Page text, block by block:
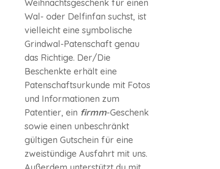
Weihnachtsgeschenk für einen
Wal- oder Delfinfan suchst, ist
vielleicht eine symbolische
Grindwal-Patenschaft genau
das Richtige. Der/Die
Beschenkte erhält eine
Patenschaftsurkunde mit Fotos
und Informationen zum
Patentier, ein firmm-Geschenk
sowie einen unbeschränkt
gültigen Gutschein für eine
zweistündige Ausfahrt mit uns.